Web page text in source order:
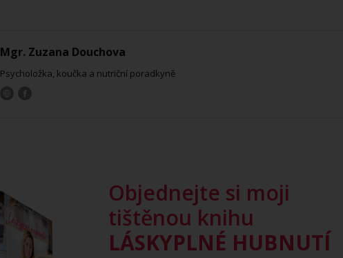
Mgr. Zuzana Douchova
Psycholožka, koučka a nutriční poradkyně
Objednejte si moji
tištěnou knihu
LÁSKYPLNÉ HUBNUTÍ